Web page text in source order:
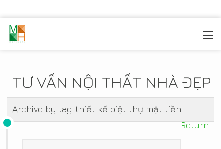
TƯ VẤN NỘI THẤT NHÀ ĐẸP
Archive by tag: thiết kế biệt thự mặt tiền
Return